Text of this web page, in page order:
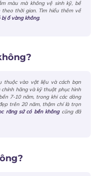
màu mà không vệ sinh kỹ, bề
thời gian. Tìm hiểu thêm về
bị ố vàng không.
thuộc vào vật liệu và cách bạn
hãng và kỹ thuật phục hình
7-10 năm, trong khi các dòng
trên 20 năm, thậm chí là trọn
răng sứ có bền khôngcũng đã